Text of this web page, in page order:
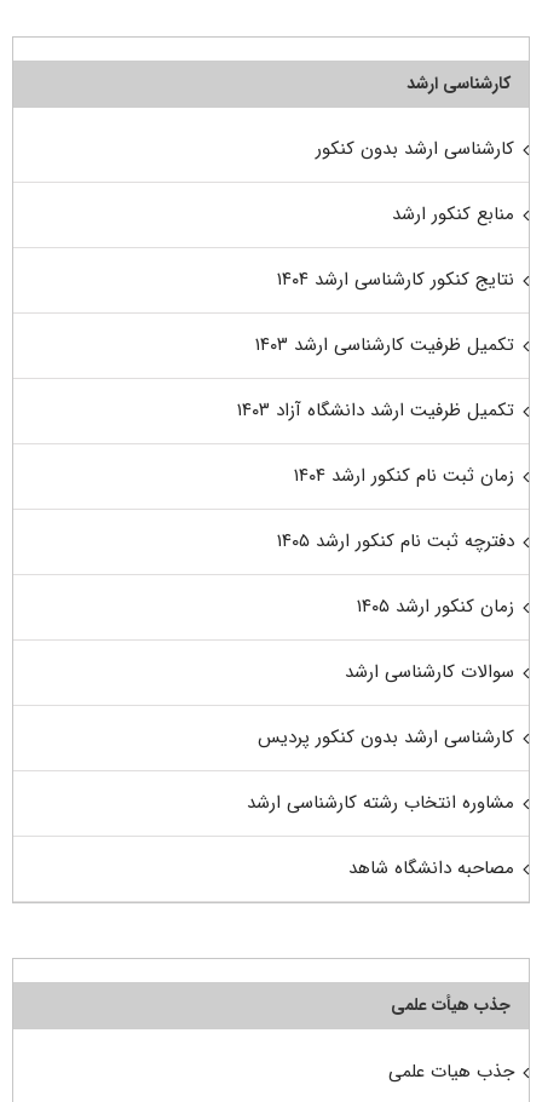
کارشناسی ارشد
کارشناسی ارشد بدون کنکور
منابع کنکور ارشد
نتایج کنکور کارشناسی ارشد ۱۴۰۴
تکمیل ظرفیت کارشناسی ارشد ۱۴۰۳
تکمیل ظرفیت ارشد دانشگاه آزاد ۱۴۰۳
زمان ثبت نام کنکور ارشد ۱۴۰۴
دفترچه ثبت نام کنکور ارشد ۱۴۰۵
زمان کنکور ارشد ۱۴۰۵
سوالات کارشناسی ارشد
کارشناسی ارشد بدون کنکور پردیس
مشاوره انتخاب رشته کارشناسی ارشد
مصاحبه دانشگاه شاهد
جذب هیأت علمی
جذب هیات علمی